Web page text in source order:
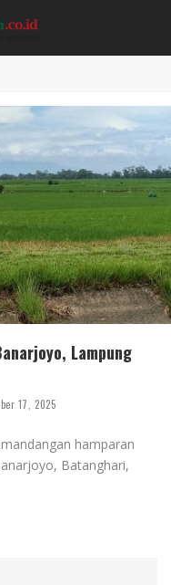
Lampung
17, 2025
hamparan
Batanghari,